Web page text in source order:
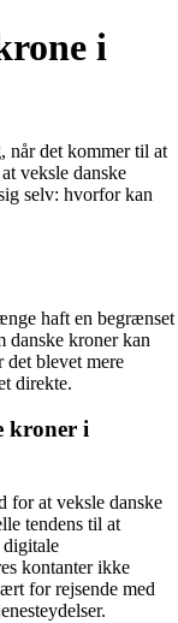
i
når det kommer til at
veksle danske
selv: hvorfor kan
haft en begrænset
danske kroner kan
det blevet mere
direkte.
kroner i
for at veksle danske
tendens til at
kontanter ikke
for rejsende med